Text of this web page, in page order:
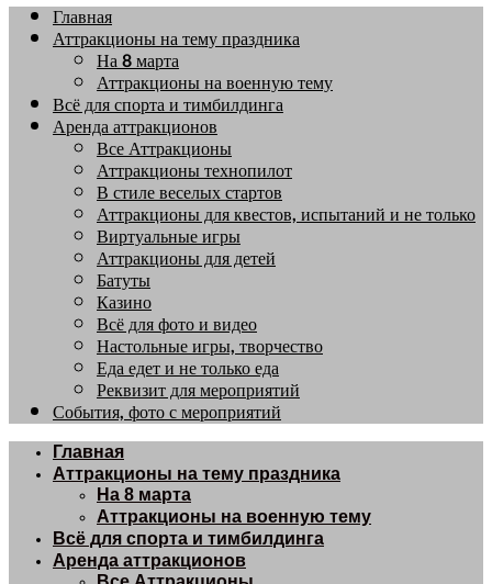
Главная
Аттракционы на тему праздника
На 8 марта
Аттракционы на военную тему
Всё для спорта и тимбилдинга
Аренда аттракционов
Все Аттракционы
Аттракционы технопилот
В стиле веселых стартов
Аттракционы для квестов, испытаний и не только
Виртуальные игры
Аттракционы для детей
Батуты
Казино
Всё для фото и видео
Настольные игры, творчество
Еда едет и не только еда
Реквизит для мероприятий
События, фото с мероприятий
Главная
Аттракционы на тему праздника
На 8 марта
Аттракционы на военную тему
Всё для спорта и тимбилдинга
Аренда аттракционов